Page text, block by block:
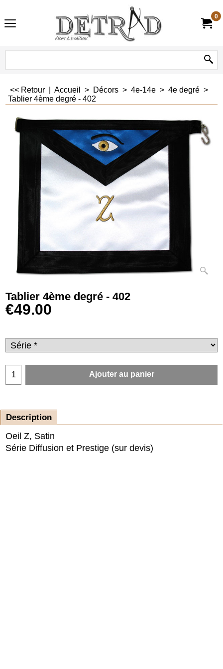
0
<< Retour Accueil > Décors > 4e-14e > 4e degré >
Tablier 4ème degré - 402
Tablier 4ème degré - 402
€49.00
Ajouter au panier
Description
Oeil Z, Satin
Série Diffusion et Prestige (sur devis)